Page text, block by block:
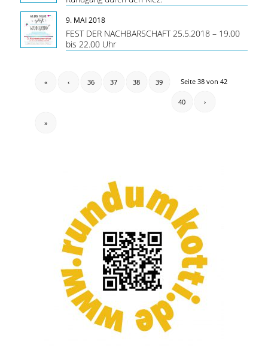
9. MAI 2018
FEST DER NACHBARSCHAFT 25.5.2018 – 19.00
bis 22.00 Uhr
Seite 38 von 42
« ‹ 36 37 38 39
40 ›
»